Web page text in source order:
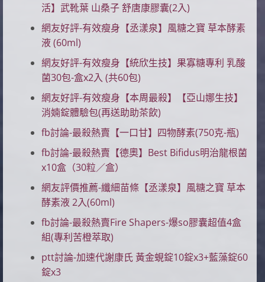
活】武靴葉 山桑子 舒唐康膠囊(2入)
網友好評-有效瘦身【丞漾泉】風糖之寶 草本酵素
液 (60ml)
網友好評-有效瘦身【統欣生技】果寡糖專利 乳酸
菌30包-盒x2入 (共60包)
網友好評-有效瘦身【本周最殺】【亞山娜生技】
消婻錠體驗包(再送助助茶飲)
fb討論-最殺熱賣【一口甘】四物酵素(750克-瓶)
fb討論-最殺熱賣【德奧】Best Bifidus明治龍根菌
x10盒（30粒／盒）
網友評價推薦-纖細苗條【丞漾泉】風糖之寶 草本
酵素液 2入(60ml)
fb討論-最殺熱賣Fire Shapers-爆so膠囊超值4盒
組(專利苦橙萃取)
ptt討論-加速代謝康氏 黃金蜆錠10錠x3+藍藻錠60
錠x3